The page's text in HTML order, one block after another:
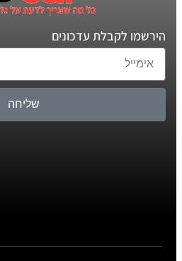
הירשמו לקבלת עדכונים
שליחה